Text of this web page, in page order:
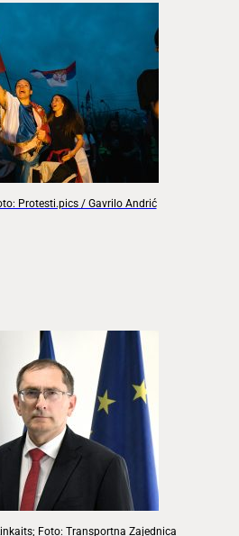
Protesti.pics / Gavrilo Andrić
Foto: Transportna Zajednica